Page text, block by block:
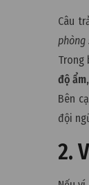
Câu
phòng
Trong
độ
Bên
đội
2.